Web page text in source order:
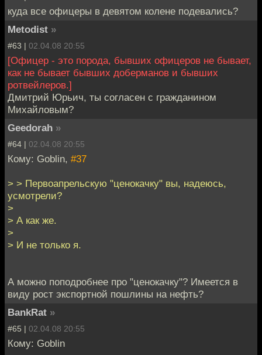
куда все офицеры в девятом колене подевались?
Metodist »
#63 | 02.04.08 20:55
[Офицер - это порода, бывших офицеров не бывает,
как не бывает бывших доберманов и бывших
ротвейлеров.]
Дмитрий Юрьич, ты согласен с гражданином
Михайловым?
Geedorah »
#64 | 02.04.08 20:55
Кому: Goblin, #37
> > Первоапрельскую "ценокачку" вы, надеюсь,
усмотрели?
>
> А как же.
>
> И не только я.
А можно поподробнее про "ценокачку"? Имеется в
виду рост экспортной пошлины на нефть?
BankRat »
#65 | 02.04.08 20:55
Кому: Goblin